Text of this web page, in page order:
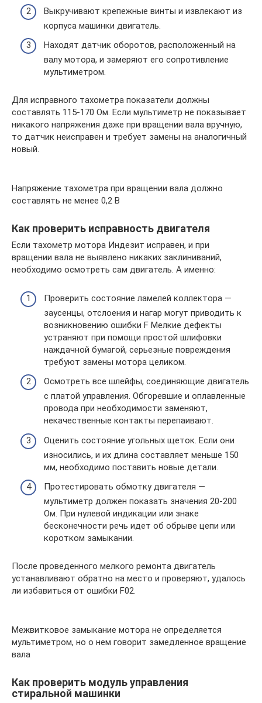
Выкручивают крепежные винты и извлекают из
корпуса машинки двигатель.
Находят датчик оборотов, расположенный на
валу мотора, и замеряют его сопротивление
мультиметром.
Для исправного тахометра показатели должны
составлять 115-170 Ом. Если мультиметр не показывает
никакого напряжения даже при вращении вала вручную,
то датчик неисправен и требует замены на аналогичный
новый.
Напряжение тахометра при вращении вала должно
составлять не менее 0,2 В
Как проверить исправность двигателя
Если тахометр мотора Индезит исправен, и при
вращении вала не выявлено никаких заклиниваний,
необходимо осмотреть сам двигатель. А именно:
Проверить состояние ламелей коллектора —
заусенцы, отслоения и нагар могут приводить к
возникновению ошибки F Мелкие дефекты
устраняют при помощи простой шлифовки
наждачной бумагой, серьезные повреждения
требуют замены мотора целиком.
Осмотреть все шлейфы, соединяющие двигатель
с платой управления. Обгоревшие и оплавленные
провода при необходимости заменяют,
некачественные контакты перепаивают.
Оценить состояние угольных щеток. Если они
износились, и их длина составляет меньше 150
мм, необходимо поставить новые детали.
Протестировать обмотку двигателя —
мультиметр должен показать значения 20-200
Ом. При нулевой индикации или знаке
бесконечности речь идет об обрыве цепи или
коротком замыкании.
После проведенного мелкого ремонта двигатель
устанавливают обратно на место и проверяют, удалось
ли избавиться от ошибки F02.
Межвитковое замыкание мотора не определяется
мультиметром, но о нем говорит замедленное вращение
вала
Как проверить модуль управления
стиральной машинки